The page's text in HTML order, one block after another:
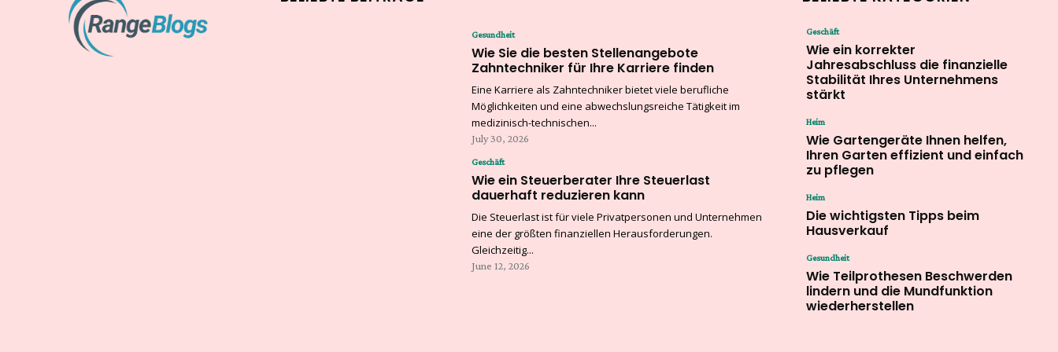
Gesundheit
Wie Sie die besten Stellenangebote
Zahntechniker für Ihre Karriere finden
Eine Karriere als Zahntechniker bietet viele berufliche
Möglichkeiten und eine abwechslungsreiche Tätigkeit im
medizinisch-technischen...
July 30, 2026
Geschäft
Wie ein Steuerberater Ihre Steuerlast
dauerhaft reduzieren kann
Die Steuerlast ist für viele Privatpersonen und Unternehmen
eine der größten finanziellen Herausforderungen.
Gleichzeitig...
June 12, 2026
Geschäft
Wie ein korrekter
Jahresabschluss die finanzielle
Stabilität Ihres Unternehmens
stärkt
Heim
Wie Gartengeräte Ihnen helfen,
Ihren Garten effizient und einfach
zu pflegen
Heim
Die wichtigsten Tipps beim
Hausverkauf
Gesundheit
Wie Teilprothesen Beschwerden
lindern und die Mundfunktion
wiederherstellen